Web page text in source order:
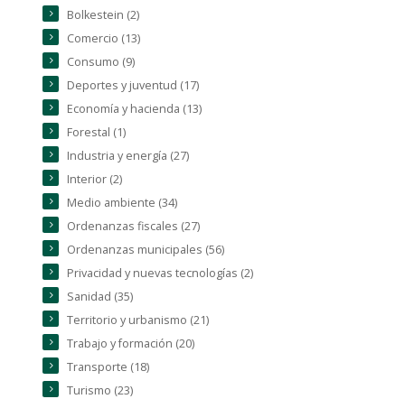
Bolkestein (2)
Comercio (13)
Consumo (9)
Deportes y juventud (17)
Economía y hacienda (13)
Forestal (1)
Industria y energía (27)
Interior (2)
Medio ambiente (34)
Ordenanzas fiscales (27)
Ordenanzas municipales (56)
Privacidad y nuevas tecnologías (2)
Sanidad (35)
Territorio y urbanismo (21)
Trabajo y formación (20)
Transporte (18)
Turismo (23)